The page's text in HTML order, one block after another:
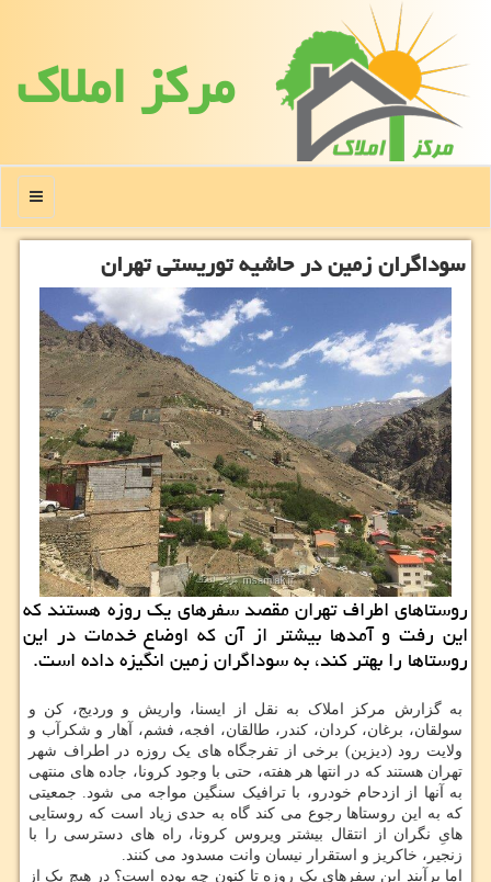
مركز املاك
منو
سوداگران زمین در حاشیه توریستی تهران
روستاهای اطراف تهران مقصد سفرهای یک روزه هستند که
این رفت و آمدها بیشتر از آن که اوضاع خدمات در این
روستاها را بهتر کند، به سوداگران زمین انگیزه داده است.
به گزارش مرکز املاک به نقل از ایسنا، واریش و وردیج، کن و
سولقان، برغان، کردان، کندر، طالقان، افجه، فشم، آهار و شکرآب و
ولایت رود (دیزین) برخی از تفرجگاه های یک روزه در اطراف شهر
تهران هستند که در انتها هر هفته، حتی با وجود کرونا، جاده های منتهی
به آنها از ازدحام خودرو، با ترافیک سنگین مواجه می شود. جمعیتی
که به این روستاها رجوع می کند گاه به حدی زیاد است که روستایی
هایِ نگران از انتقال بیشتر ویروس کرونا، راه های دسترسی را با
زنجیر، خاکریز و استقرار نیسان وانت مسدود می کنند.
اما برآیند این سفرهای یک روزه تا کنون چه بوده است؟ در هیچ یک از